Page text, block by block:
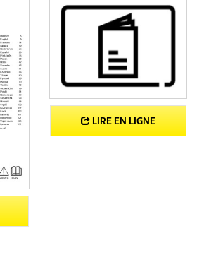
LIRE EN LIGNE